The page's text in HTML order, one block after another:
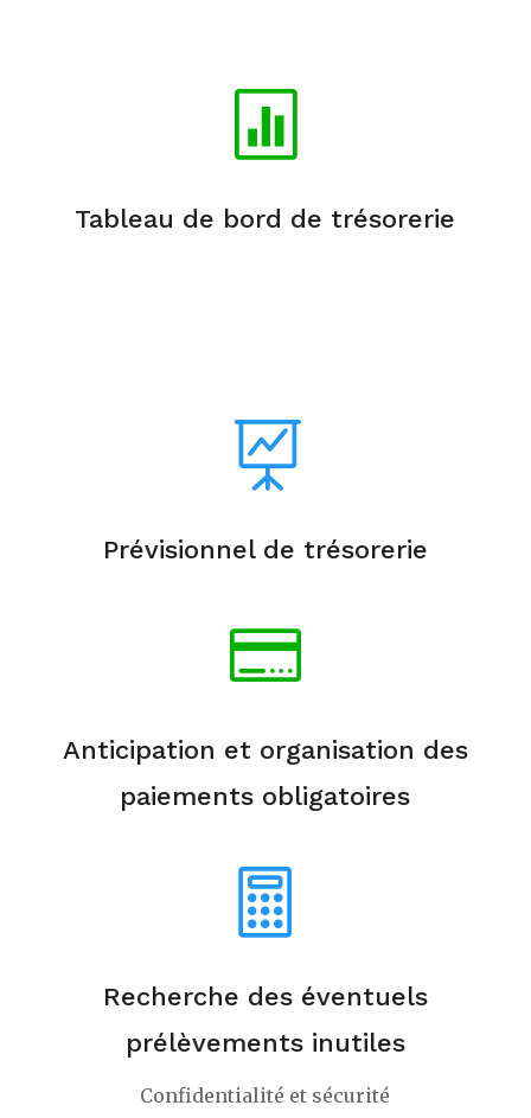

Tableau de bord de trésorerie

Prévisionnel de trésorerie

Anticipation et organisation des
paiements obligatoires

Recherche des éventuels
prélèvements inutiles
Confidentialité et sécurité